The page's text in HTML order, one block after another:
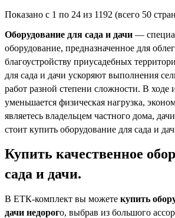
Показано с 1 по 24 из 1192 (всего 50
Оборудование для сада и дачи —
оборудование, предназначенное для
благоустройству приусадебных
для сада и дачи ускоряют выполнения
работ разной степени сложности. В ходе
уменьшается физическая нагрузка,
являетесь владельцем частного дома,
стоит купить оборудование для сада и
Купить качественное
сада и дачи.
В ЕТК-комплект вы можете купить
дачи недорого, выбрав из большого